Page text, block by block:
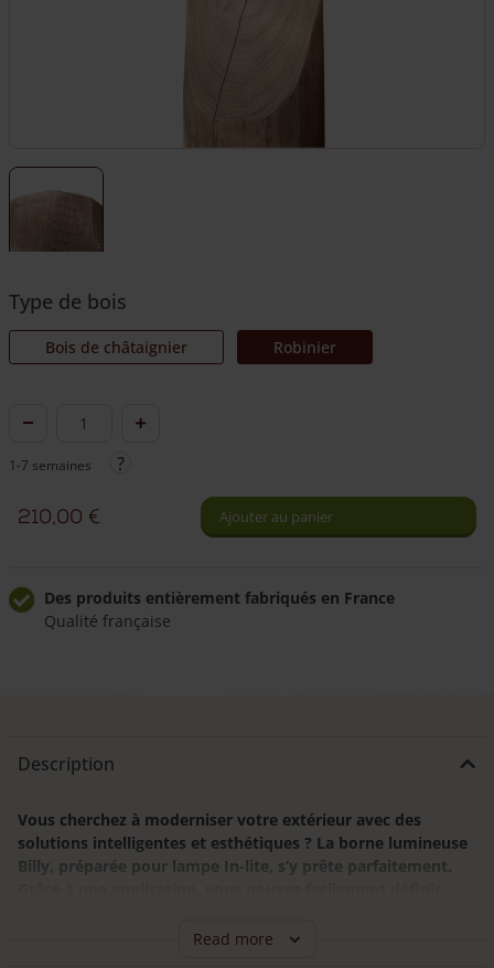
Type de bois
Bois de châtaignier Robinier
quantité
Borne
lumineuse
robinier,
préparée
FLUX
1-7 semaines
210,00 € Ajouter au panier
Des produits entièrement fabriqués en France
Qualité française
Description
Vous cherchez à moderniser votre extérieur avec des
solutions intelligentes et esthétiques ? La borne lumineuse
Billy, préparée pour lampe In-lite, s’y prête parfaitement.
l’ambiance souhaitée, et créer un plan d’éclairage
Read more